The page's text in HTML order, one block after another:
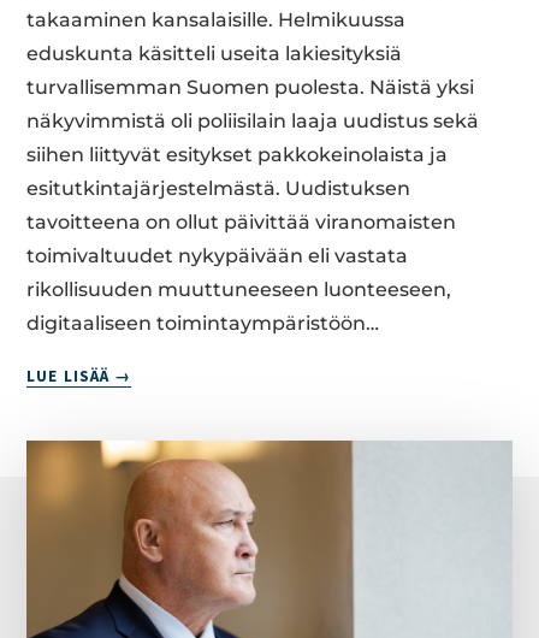
takaaminen kansalaisille. Helmikuussa
eduskunta käsitteli useita lakiesityksiä
turvallisemman Suomen puolesta. Näistä yksi
näkyvimmistä oli poliisilain laaja uudistus sekä
siihen liittyvät esitykset pakkokeinolaista ja
esitutkintajärjestelmästä. Uudistuksen
tavoitteena on ollut päivittää viranomaisten
toimivaltuudet nykypäivään eli vastata
rikollisuuden muuttuneeseen luonteeseen,
digitaaliseen toimintaympäristöön…
LUE LISÄÄ
KOKONAISTURVALLISUUS
LAINSÄÄDÄNTÖ
UUDISTUU